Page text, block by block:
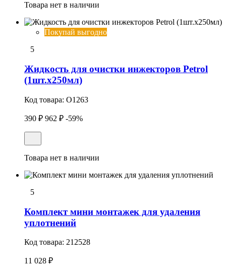
Товара нет в наличии
Покупай выгодно
5
Жидкость для очистки инжекторов Petrol
(1шт.x250мл)
Код товара: O1263
390 ₽ 962 ₽ -59%
Товара нет в наличии
5
Комплект мини монтажек для удаления
уплотнений
Код товара: 212528
11 028 ₽